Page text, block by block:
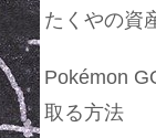
たくやの資
Pokémon
取る方法